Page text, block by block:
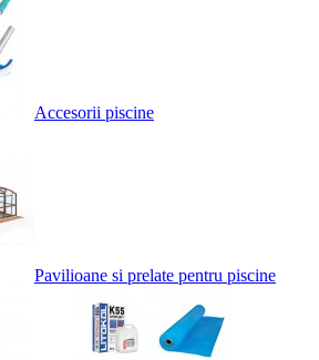
Accesorii piscine
Pavilioane si prelate pentru piscine